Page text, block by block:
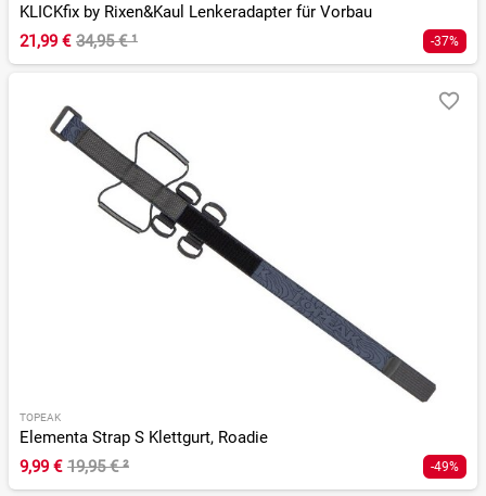
KLICKfix by Rixen&Kaul Lenkeradapter für Vorbau
21,99 € 34,95 €¹ -37%
TOPEAK
Elementa Strap S Klettgurt, Roadie
9,99 € 19,95 €² -49%